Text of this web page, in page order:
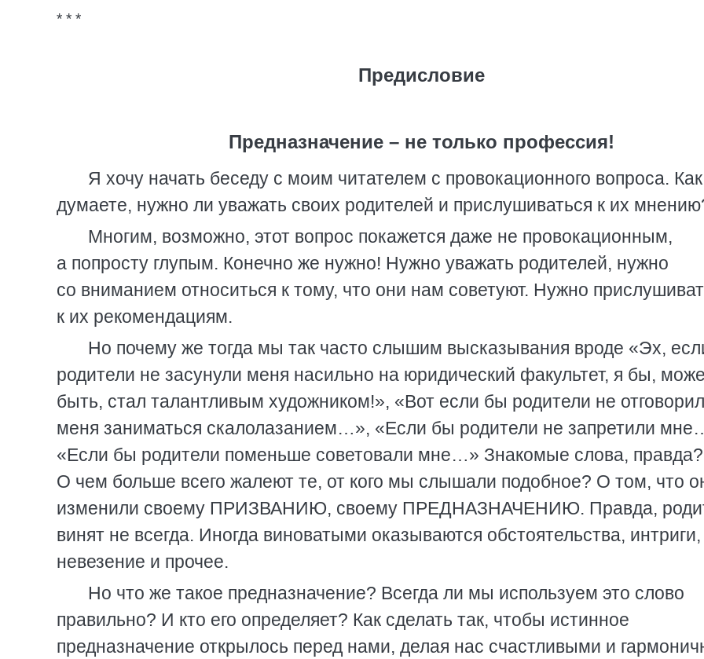
* * *
Предисловие
Предназначение – не только профессия!
Я хочу начать беседу с моим читателем с провокационного вопроса.
думаете, нужно ли уважать своих родителей и прислушиваться к их
Многим, возможно, этот вопрос покажется даже не провокационным,
а попросту глупым. Конечно же нужно! Нужно уважать родителей, нужно
со вниманием относиться к тому, что они нам советуют. Нужно
к их рекомендациям.
Но почему же тогда мы так часто слышим высказывания вроде «Эх,
родители не засунули меня насильно на юридический факультет, я бы,
быть, стал талантливым художником!», «Вот если бы родители не
меня заниматься скалолазанием…», «Если бы родители не запретили
«Если бы родители поменьше советовали мне…» Знакомые слова, правда?
О чем больше всего жалеют те, от кого мы слышали подобное? О том, что
изменили своему ПРИЗВАНИЮ, своему ПРЕДНАЗНАЧЕНИЮ. Правда,
винят не всегда. Иногда виноватыми оказываются обстоятельства, интриги,
невезение и прочее.
Но что же такое предназначение? Всегда ли мы используем это слово
правильно? И кто его определяет? Как сделать так, чтобы истинное
предназначение открылось перед нами, делая нас счастливыми и